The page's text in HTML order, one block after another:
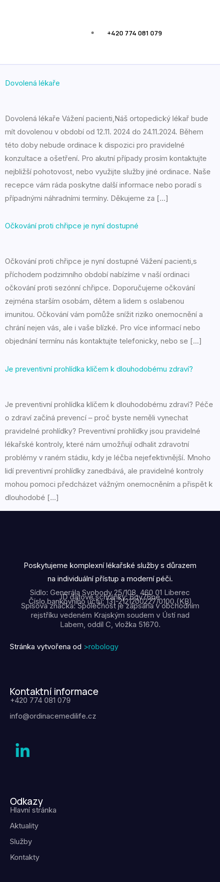
+420 774 081 079
Dovolená lékaře
Dovolená lékaře Vážení pacienti,Náš ortopedický lékař bude
mít dovolenou v období od 12.11. 2024 do 24.11.2024. Během
této doby nebude ordinace k dispozici pro pravidelné
konzultace a ošetření. Pro akutní případy prosím kontaktujte
nejbližší pohotovost, nebo využijte služby jiné ordinace. Naše
recepce vám ráda poskytne další informace nebo poradí s
případnými náhradními termíny. Děkujeme za […]
Očkování proti chřipce je nyní dostupné
Očkování proti chřipce je nyní dostupné Vážení pacienti,s
příchodem podzimního období nabízíme v naší ordinaci
očkování proti sezónní chřipce. Doporučujeme očkování
zejména starším osobám, dětem a lidem s oslabenou
imunitou. Očkování vám pomůže snížit riziko onemocnění a
chrání nejen vás, ale i vaše blízké. Pro více informací nebo
objednání termínu nás kontaktujte telefonicky, nebo se […]
Je preventivní prohlídka klíčem k dlouhodobému zdraví?
Je preventivní prohlídka klíčem k dlouhodobému zdraví? Péče
o zdraví začíná prevencí – proč byste neměli vynechat
pravidelné prohlídky? Preventivní prohlídky jsou pravidelné
lékařské kontroly, které nám umožňují odhalit zdravotní
problémy v raném stádiu, kdy je léčba nejefektivnější. Mnoho
lidí preventivní prohlídky zanedbává, ale pravidelné kontroly
mohou pomoci předcházet vážným onemocněním a přispět k
dlouhodobé […]
Poskytujeme komplexní lékařské služby s důrazem
na individuální přístup a moderní péči.
Sídlo: Generála Svobody 25/108, 460 01 Liberec
ID datové schránky: 6qv76pe
Číslo bankovního účtu: 131-2121200227/0100 (KB)
Spisová značka: Společnost je zapsána v obchodním
rejstříku vedeném Krajským soudem v Ústí nad
Labem, oddíl C, vložka 51670.
Stránka vytvořena od >robology
Kontaktní informace
+420 774 081 079
info@ordinacemedilife.cz
Odkazy
Hlavní stránka
Aktuality
Služby
Kontakty